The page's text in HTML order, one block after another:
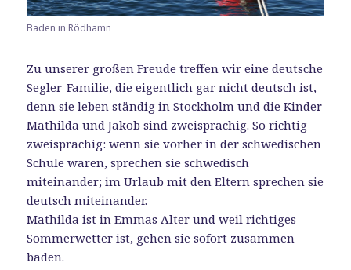
Baden in Rödhamn
Zu unserer großen Freude treffen wir eine deutsche
Segler-Familie, die eigentlich gar nicht deutsch ist,
denn sie leben ständig in Stockholm und die Kinder
Mathilda und Jakob sind zweisprachig. So richtig
zweisprachig: wenn sie vorher in der schwedischen
Schule waren, sprechen sie schwedisch
miteinander; im Urlaub mit den Eltern sprechen sie
deutsch miteinander.
Mathilda ist in Emmas Alter und weil richtiges
Sommerwetter ist, gehen sie sofort zusammen
baden.